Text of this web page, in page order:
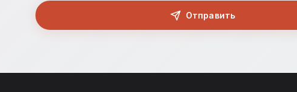
Отправить